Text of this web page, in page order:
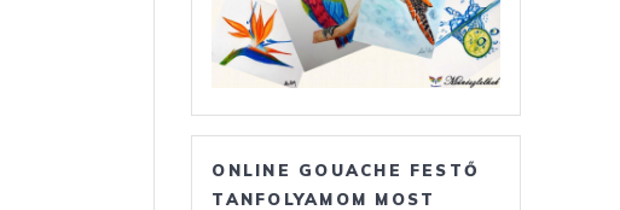
ONLINE GOUACHE FESTŐ
TANFOLYAMOM MOST